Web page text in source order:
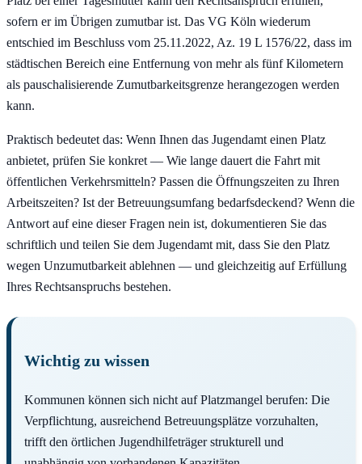
sofern er im Übrigen zumutbar ist. Das VG Köln wiederum
entschied im Beschluss vom 25.11.2022, Az. 19 L 1576/22, dass im
städtischen Bereich eine Entfernung von mehr als fünf Kilometern
als pauschalisierende Zumutbarkeitsgrenze herangezogen werden
kann.
Praktisch bedeutet das: Wenn Ihnen das Jugendamt einen Platz
anbietet, prüfen Sie konkret — Wie lange dauert die Fahrt mit
öffentlichen Verkehrsmitteln? Passen die Öffnungszeiten zu Ihren
Arbeitszeiten? Ist der Betreuungsumfang bedarfsdeckend? Wenn die
Antwort auf eine dieser Fragen nein ist, dokumentieren Sie das
schriftlich und teilen Sie dem Jugendamt mit, dass Sie den Platz
wegen Unzumutbarkeit ablehnen — und gleichzeitig auf Erfüllung
Ihres Rechtsanspruchs bestehen.
Wichtig zu wissen
Kommunen können sich nicht auf Platzmangel berufen: Die
Verpflichtung, ausreichend Betreuungsplätze vorzuhalten,
trifft den örtlichen Jugendhilfeträger strukturell und